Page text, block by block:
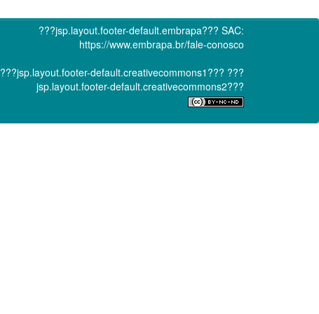
???jsp.layout.footer-default.embrapa??? SAC:
https://www.embrapa.br/fale-conosco
???jsp.layout.footer-default.creativecommons1??? ???
jsp.layout.footer-default.creativecommons2???